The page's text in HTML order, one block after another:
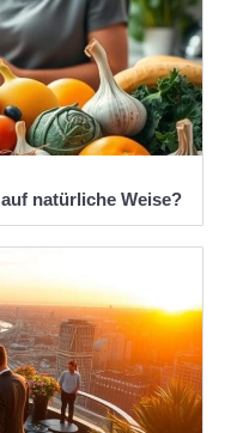
natürliche Weise?